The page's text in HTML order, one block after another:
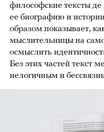
философские тексты де
ее биографию и
образом показывает,
мыслительницы на
осмыслить
Без этих частей текст
нелогичным и